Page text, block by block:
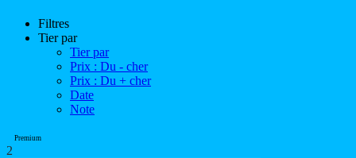
Filtres
Tier par
Tier par
Prix : Du - cher
Prix : Du + cher
Date
Note
Premium
2